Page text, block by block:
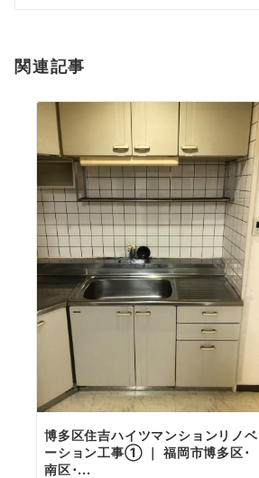
シ
ン
関連記事
博多区住吉ハイツマンションリノベ
ーション工事① ｜ 福岡市博多区･
南区･...